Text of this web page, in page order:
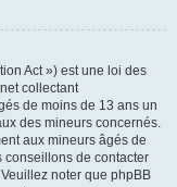
Act ») est une loi des
collectant
de moins de 13 ans un
des mineurs concernés.
aux mineurs âgés de
conseillons de contacter
noter que phpBB